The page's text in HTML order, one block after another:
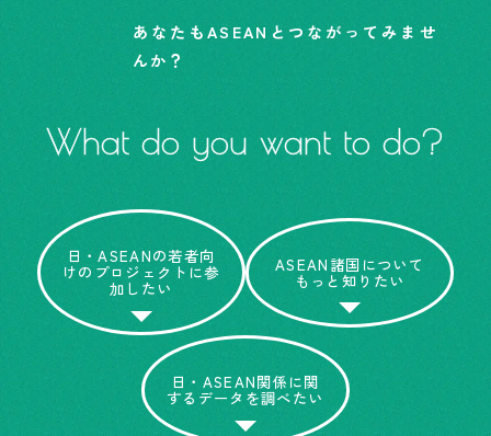
あなたもASEANとつながってみませ
んか？
What do you want to do?
日・ASEANの若者向
けのプロジェクトに参
加したい
ASEAN諸国について
もっと知りたい
日・ASEAN関係に関
するデータを調べたい